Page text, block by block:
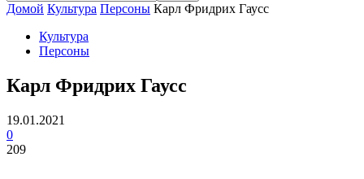
Домой Культура Персоны Карл Фридрих Гаусс
Культура
Персоны
Карл Фридрих Гаусс
19.01.2021
0
209